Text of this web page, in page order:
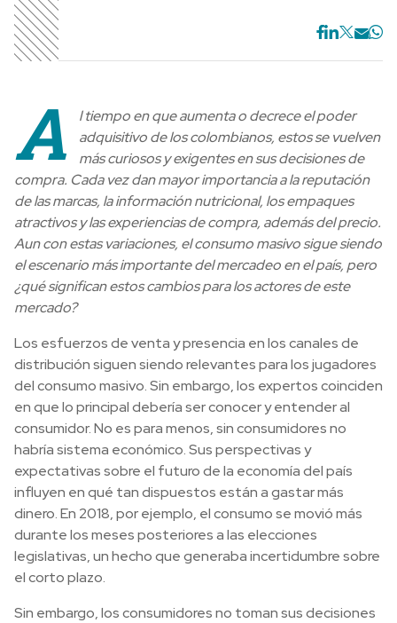
A
l tiempo en que aumenta o decrece el poder
adquisitivo de los colombianos, estos se vuelven
más curiosos y exigentes en sus decisiones de
compra. Cada vez dan mayor importancia a la reputación
de las marcas, la información nutricional, los empaques
atractivos y las experiencias de compra, además del precio.
Aun con estas variaciones, el consumo masivo sigue siendo
el escenario más importante del mercadeo en el país, pero
¿qué significan estos cambios para los actores de este
mercado?
Los esfuerzos de venta y presencia en los canales de
distribución siguen siendo relevantes para los jugadores
del consumo masivo. Sin embargo, los expertos coinciden
en que lo principal debería ser conocer y entender al
consumidor. No es para menos, sin consumidores no
habría sistema económico. Sus perspectivas y
expectativas sobre el futuro de la economía del país
influyen en qué tan dispuestos están a gastar más
dinero. En 2018, por ejemplo, el consumo se movió más
durante los meses posteriores a las elecciones
legislativas, un hecho que generaba incertidumbre sobre
el corto plazo.
Sin embargo, los consumidores no toman sus decisiones